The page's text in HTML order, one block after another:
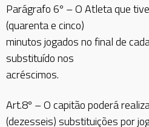
Parágrafo 6º – O Atleta que
(quarenta e cinco)
minutos jogados no final de
substituído nos
acréscimos.
Art.8º – O capitão poderá
(dezesseis) substituições por